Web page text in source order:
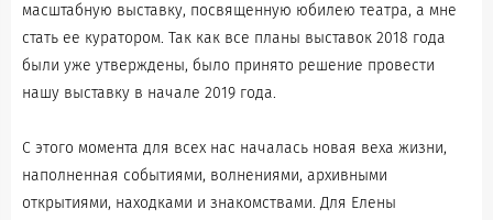
масштабную выставку, посвященную юбилею театра, а мне
стать ее куратором. Так как все планы выставок 2018 года
были уже утверждены, было принято решение провести
нашу выставку в начале 2019 года.
С этого момента для всех нас началась новая веха жизни,
наполненная событиями, волнениями, архивными
открытиями, находками и знакомствами. Для Елены